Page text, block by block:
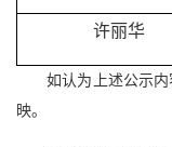
许丽华
如认为上述公示
映。